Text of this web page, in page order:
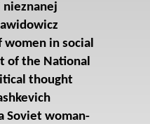
women in social
of the National
thought
Soviet woman-